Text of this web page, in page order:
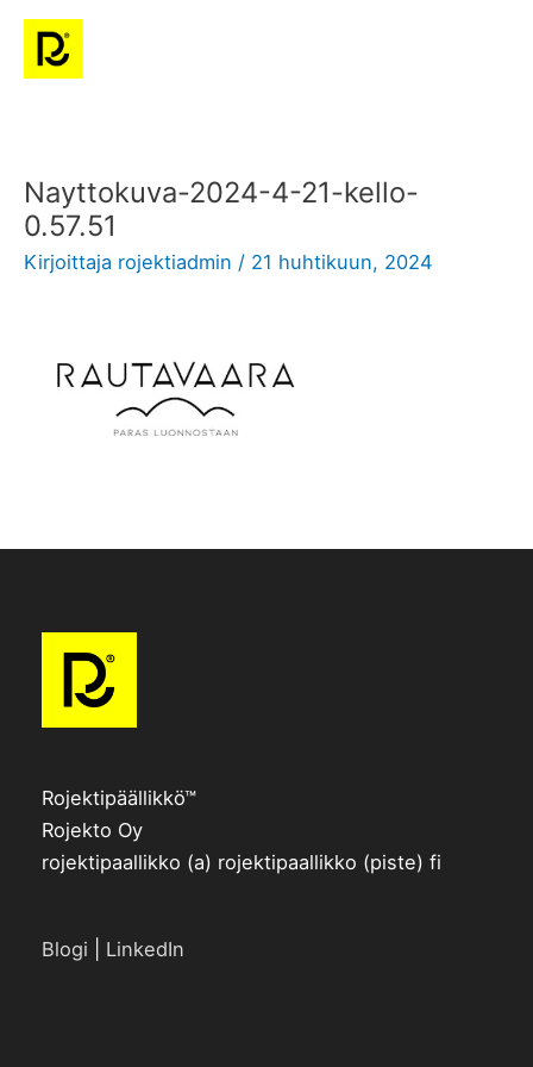
Siirry
sisältöön
Nayttokuva-2024-4-21-kello-
0.57.51
Kirjoittaja rojektiadmin / 21 huhtikuun, 2024
Rojektipäällikkö™
Rojekto Oy
rojektipaallikko (a) rojektipaallikko (piste) fi
Blogi LinkedIn